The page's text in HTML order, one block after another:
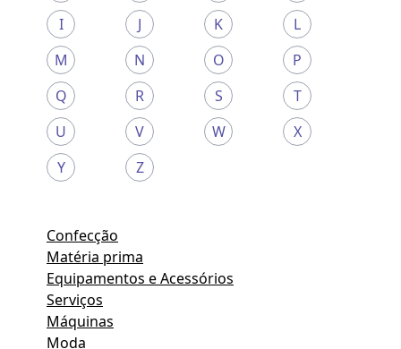
I
J K
L
M
N O
P
Q
R S
T
U
V W
X
Y
Z
Confecção
Matéria prima
Equipamentos e Acessórios
Serviços
Máquinas
Moda